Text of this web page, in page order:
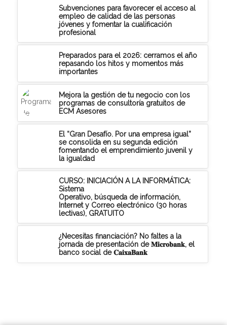
Subvenciones para favorecer el acceso al
empleo de calidad de las personas
jóvenes y fomentar la cualificación
profesional
Preparados para el 2026: cerramos el año
repasando los hitos y momentos más
importantes
Mejora la gestión de tu negocio con los
programas de consultoría gratuitos de
ECM Asesores
El “Gran Desafío. Por una empresa igual”
se consolida en su segunda edición
fomentando el emprendimiento juvenil y
la igualdad
CURSO: INICIACIÓN A LA INFORMÁTICA:
Sistema
Operativo, búsqueda de información,
Internet y Correo electrónico (30 horas
lectivas), GRATUITO
¿Necesitas financiación? No faltes a la
jornada de presentación de 𝐌𝐢𝐜𝐫𝐨𝐛𝐚𝐧𝐤, el
banco social de 𝐂𝐚𝐢𝐱𝐚𝐁𝐚𝐧𝐤